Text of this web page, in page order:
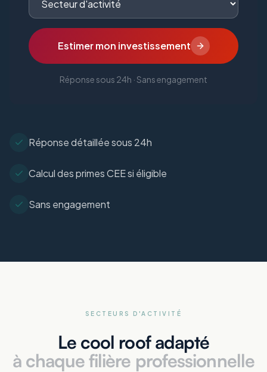
Estimer mon investissement
Réponse sous 24h · Sans engagement
Réponse détaillée sous 24h
Calcul des primes CEE si éligible
Sans engagement
SECTEURS D'ACTIVITÉ
Le cool roof adapté
à chaque filière professionnelle